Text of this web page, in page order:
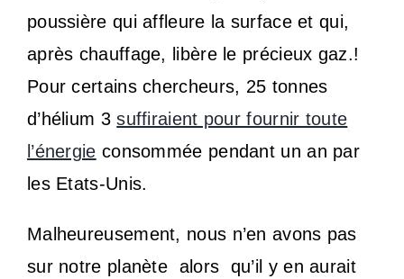
poussière qui affleure la surface et qui,
après chauffage, libère le précieux gaz.!
Pour certains chercheurs, 25 tonnes
d’hélium 3suffiraient pour fournir toute
l’énergie consommée pendant un an par
les Etats-Unis.
Malheureusement, nous n’en avons pas
sur notre planète alors qu’il y en aurait